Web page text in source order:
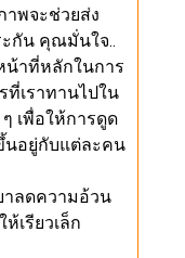
าพจะช่วยส่ง
ะกัน คุณมั่นใจ..
น้าที่หลักในการ
ที่เราทานไปใน
เพื่อให้การดูด
นอยู่กับแต่ละคน
าลดความอ้วน
เรียวเล็ก